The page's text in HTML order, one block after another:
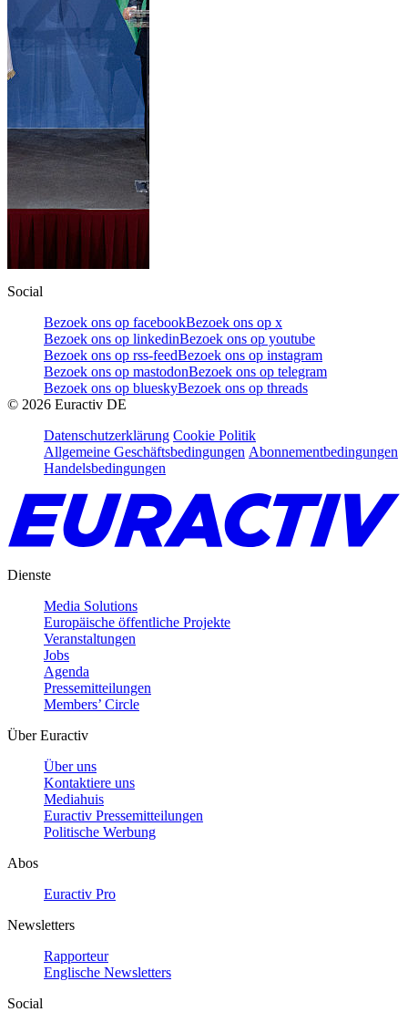
Social
Bezoek ons op facebookBezoek ons op x
Bezoek ons op linkedinBezoek ons op youtube
Bezoek ons op rss-feedBezoek ons op instagram
Bezoek ons op mastodonBezoek ons op telegram
Bezoek ons op blueskyBezoek ons op threads
© 2026 Euractiv DE
Datenschutzerklärung Cookie Politik
Allgemeine Geschäftsbedingungen Abonnementbedingungen
Handelsbedingungen
Dienste
Media Solutions
Europäische öffentliche Projekte
Veranstaltungen
Jobs
Agenda
Pressemitteilungen
Members’ Circle
Über Euractiv
Über uns
Kontaktiere uns
Mediahuis
Euractiv Pressemitteilungen
Politische Werbung
Abos
Euractiv Pro
Newsletters
Rapporteur
Englische Newsletters
Social